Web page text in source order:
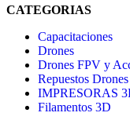
CATEGORIAS
Capacitaciones
Drones
Drones FPV y
Repuestos Drones
IMPRESORAS
Filamentos 3D